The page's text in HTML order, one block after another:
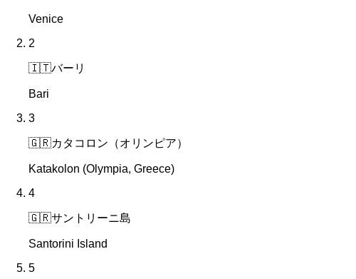
Venice
2
🇮🇹バーリ
Bari
3
🇬🇷カタコロン（オリンピア）
Katakolon (Olympia, Greece)
4
🇬🇷サントリーニ島
Santorini Island
5